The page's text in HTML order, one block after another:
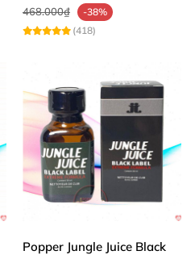
468.000₫
-38%
(418)
Popper Jungle Juice Black